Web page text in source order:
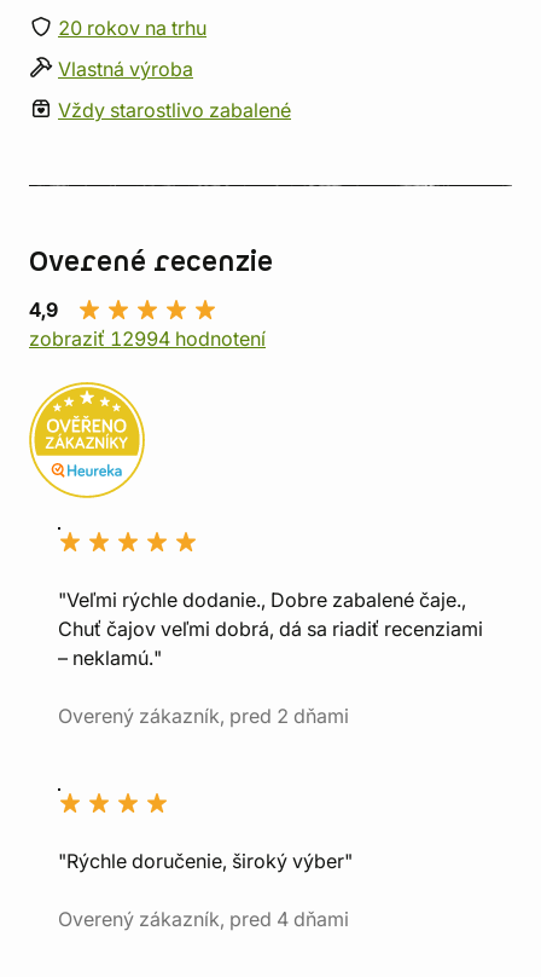
20 rokov na trhu
Vlastná výroba
Vždy starostlivo zabalené
Overené recenzie
4,9
zobraziť 12994 hodnotení
"Veľmi rýchle dodanie., Dobre zabalené čaje.,
Chuť čajov veľmi dobrá, dá sa riadiť recenziami
– neklamú."
Overený zákazník, pred 2 dňami
"Rýchle doručenie, široký výber"
Overený zákazník, pred 4 dňami